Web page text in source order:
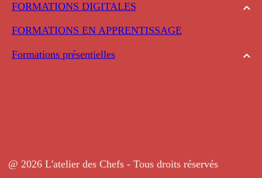
FORMATIONS DIGITALES
FORMATIONS EN APPRENTISSAGE
Formations présentielles
@ 2026 L'atelier des Chefs - Tous droits réservés